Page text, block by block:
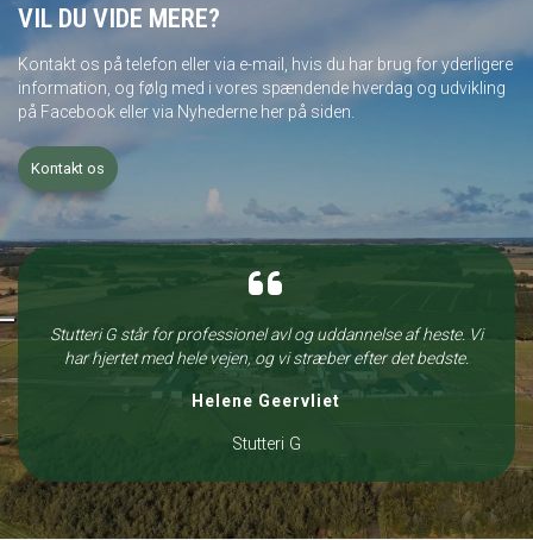
VIL DU VIDE MERE?
Kontakt os på telefon eller via e-mail, hvis du har brug for yderligere
information, og følg med i vores spændende hverdag og udvikling
på Facebook eller via Nyhederne her på siden.
Kontakt os
Stutteri G står for professionel avl og uddannelse af heste. Vi
har hjertet med hele vejen, og vi stræber efter det bedste.
Helene Geervliet
Stutteri G